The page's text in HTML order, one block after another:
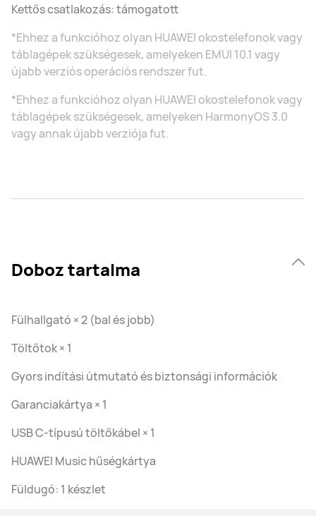
Kettős csatlakozás: támogatott
*Ehhez a funkcióhoz olyan HUAWEI okostelefonok vagy
táblagépek szükségesek, amelyeken EMUI 10.1 vagy
újabb verziós operációs rendszer fut.
*Ehhez a funkcióhoz olyan HUAWEI okostelefonok vagy
táblagépek szükségesek, amelyeken HarmonyOS 3.0
vagy annak újabb verziója fut.
Doboz tartalma
Fülhallgató × 2 (bal és jobb)
Töltőtok × 1
Gyors indítási útmutató és biztonsági információk
Garanciakártya × 1
USB C-típusú töltőkábel × 1
HUAWEI Music hűségkártya
Füldugó: 1 készlet